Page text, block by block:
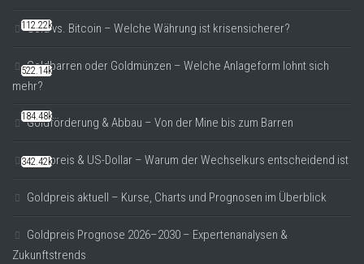
Gold vs. Bitcoin – Welche Währung ist krisensicherer?
Goldbarren oder Goldmünzen – Welche Anlageform lohnt sich
mehr?
Goldförderung & Abbau – Von der Mine bis zum Barren
Goldpreis & US-Dollar – Warum der Wechselkurs entscheidend ist
Goldpreis aktuell – Kurse, Charts und Prognosen im Überblick
Goldpreis Prognose 2026–2030 – Expertenanalysen &
Zukunftstrends
112.22k
522.14k
184.48k
342.42k